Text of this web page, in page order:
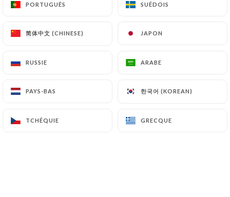
PORTUGUÊS SUÉDOIS
简体中文 (CHINESE) JAPON
RUSSIE ARABE
PAYS-BAS 한국어 (KOREAN)
TCHÉQUIE GRECQUE
PORTUGUÊS SUÉDOIS
简体中文 (CHINESE) JAPON
RUSSIE ARABE
PAYS-BAS 한국어 (KOREAN)
TCHÉQUIE GRECQUE